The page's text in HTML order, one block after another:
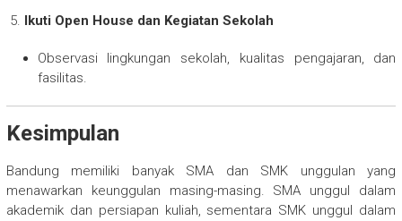
Ikuti Open House dan Kegiatan Sekolah
Observasi lingkungan sekolah, kualitas pengajaran, dan
fasilitas.
Kesimpulan
Bandung memiliki banyak SMA dan SMK unggulan yang
menawarkan keunggulan masing-masing. SMA unggul dalam
akademik dan persiapan kuliah, sementara SMK unggul dalam